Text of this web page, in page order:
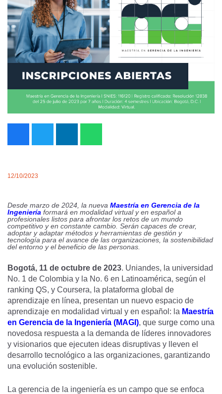
12/10/2023
Desde marzo de 2024, la nueva Maestría en Gerencia de la
Ingeniería formará en modalidad virtual y en español a
profesionales listos para afrontar los retos de un mundo
competitivo y en constante cambio. Serán capaces de crear,
adoptar y adaptar métodos y herramientas de gestión y
tecnología para el avance de las organizaciones, la sostenibilidad
del entorno y el beneficio de las personas.
Bogotá, 11 de octubre de 2023. Uniandes, la universidad
No. 1 de Colombia y la No. 6 en Latinoamérica, según el
ranking QS, y Coursera, la plataforma global de
aprendizaje en línea, presentan un nuevo espacio de
aprendizaje en modalidad virtual y en español: la Maestría
en Gerencia de la Ingeniería (MAGI), que surge como una
novedosa respuesta a la demanda de líderes innovadores
y visionarios que ejecuten ideas disruptivas y lleven el
desarrollo tecnológico a las organizaciones, garantizando
una evolución sostenible.
La gerencia de la ingeniería es un campo que se enfoca